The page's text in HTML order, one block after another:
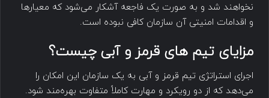
نخواهند شد و به صورت یک فاجعه آشکار می‌شود که معیارها
و اقدامات امنیتی آن سازمان کافی نبوده است.
مزایای تیم های قرمز و آبی چیست؟
اجرای استراتژی تیم قرمز و آبی به یک سازمان این امکان را
می‌دهد که از دو رویکرد و مهارت کاملاً متفاوت بهره‌مند شود.